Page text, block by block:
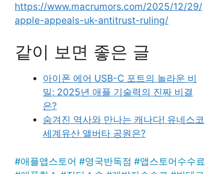
https://www.macrumors.com/2025/12/29/
apple-appeals-uk-antitrust-ruling/
같이 보면 좋은 글
아이폰 에어 USB-C 포트의 놀라운 비
밀: 2025년 애플 기술력의 진짜 비결
은?
숨겨진 역사와 만나는 캐나다! 유네스코
세계유산 앨버타 공원은?
#애플앱스토어 #영국반독점 #앱스토어수수료